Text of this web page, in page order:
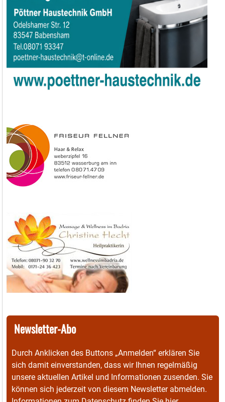
Newsletter-Abo
Durch Anklicken des Buttons „Anmelden“ erklären Sie
sich damit einverstanden, dass wir Ihnen regelmäßig
unsere aktuellen Artikel und Informationen zusenden. Sie
können sich jederzeit von diesem Newsletter abmelden.